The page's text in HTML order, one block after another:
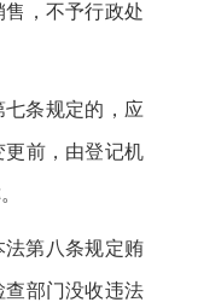
售 ， 不予行政处
条规定的 ， 应
更前， 由登记机
第八条规定贿
查部门没收违法